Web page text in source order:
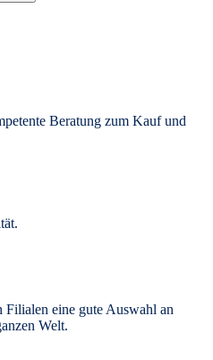
Beratung zum Kauf und
Filialen eine gute Auswahl an
Welt.